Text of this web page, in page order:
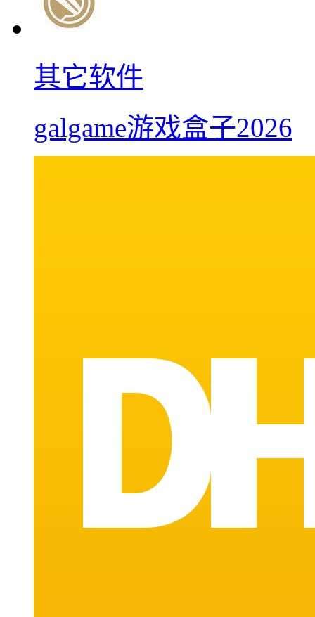
其它软件
galgame游戏盒子2026